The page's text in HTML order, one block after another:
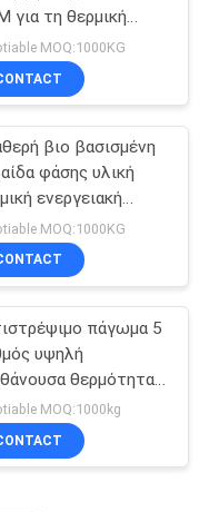
PCM
για τη θερμική
αποθήκευση
MOQ:1000KG
βιο βασισμένη
φάσης υλική
ενεργειακή
MOQ:1000KG
πάγωμα 5
υψηλή
θερμότητα
PCM
MOQ:1000kg